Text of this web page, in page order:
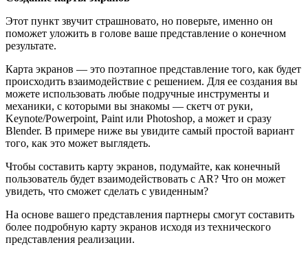
Этот пункт звучит страшновато, но поверьте, именно он
поможет уложить в голове ваше представление о конечном
результате.
Карта экранов — это поэтапное представление того, как будет
происходить взаимодействие с решением. Для ее создания вы
можете использовать любые подручные инструменты и
механики, с которыми вы знакомы — скетч от руки,
Keynote/Powerpoint, Paint или Photoshop, а может и сразу
Blender. В примере ниже вы увидите самый простой вариант
того, как это может выглядеть.
Чтобы составить карту экранов, подумайте, как конечный
пользователь будет взаимодействовать с AR? Что он может
увидеть, что сможет сделать с увиденным?
На основе вашего представления партнеры смогут составить
более подробную карту экранов исходя из технического
представления реализации.